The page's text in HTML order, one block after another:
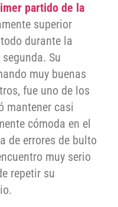
partido de la
superior
durante la
Su
muy buenas
fue uno de los
mantener casi
cómoda en el
de errores de bulto
muy serio
repetir su